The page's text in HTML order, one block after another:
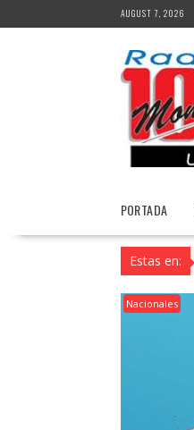
to
AUGUST 7, 2026
PORTADA
Estas en:
Nacionales